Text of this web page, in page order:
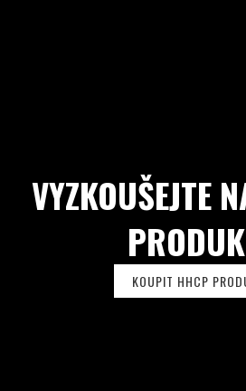
VYZKOUŠEJTE
KOUPIT HHCP